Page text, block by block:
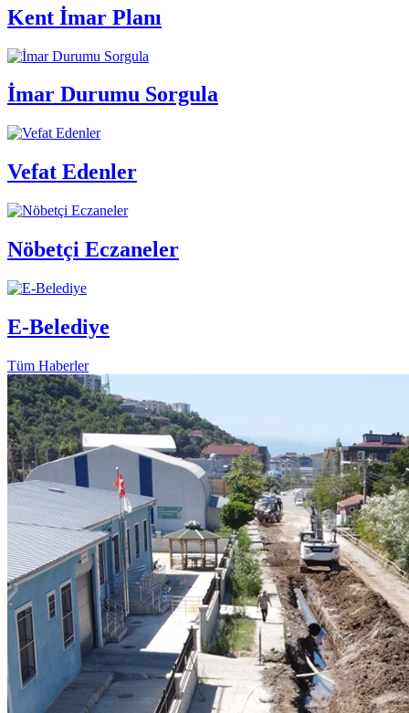
Kent İmar Planı
İmar Durumu Sorgula
Vefat Edenler
Nöbetçi Eczaneler
E-Belediye
Tüm Haberler